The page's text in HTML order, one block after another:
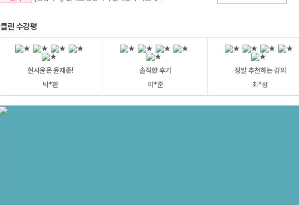
클린 수강평
현사윤은 윤재준!
박*환
솔직한 후기
이*준
정말 추천하는 강의
최*성